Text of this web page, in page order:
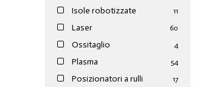
Isole robotizzate 11
Laser 60
Ossitaglio 4
Plasma 54
Posizionatori a rulli 17